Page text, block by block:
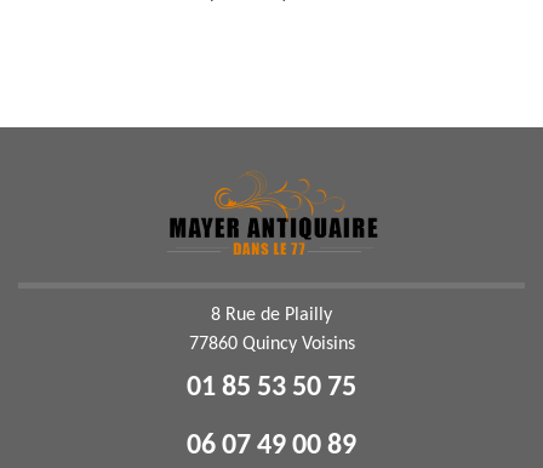
8 Rue de Plailly
77860 Quincy Voisins
01 85 53 50 75
06 07 49 00 89